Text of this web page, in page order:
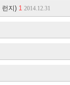
런지) 1 2014.12.31